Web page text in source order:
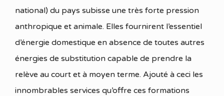
national) du pays subisse une très forte pression
anthropique et animale. Elles fournirent l’essentiel
d’énergie domestique en absence de toutes autres
énergies de substitution capable de prendre la
relève au court et à moyen terme. Ajouté à ceci les
innombrables services qu’offre ces formations